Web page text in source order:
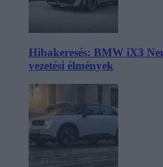
Hibakeresés: BMW iX3
vezetési élmények